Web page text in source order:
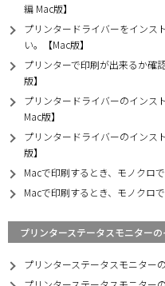
編 Mac版】
プリンタードライバーをインス
い。【Mac版】
プリンターで印刷が出来るか確
版】
プリンタードライバーのインス
Mac版】
プリンタードライバーのインス
版】
Macで印刷するとき、モノクロ
Macで印刷するとき、モノクロで
プリンターステータスモニター
プリンターステータスモニター